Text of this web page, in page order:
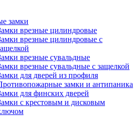
замки
врезные цилиндровые
врезные цилиндровые с
врезные сувальдные
врезные сувальдные с защелкой
для дверей из профиля
замки и антипаника
для финских дверей
с крестовым и дисковым